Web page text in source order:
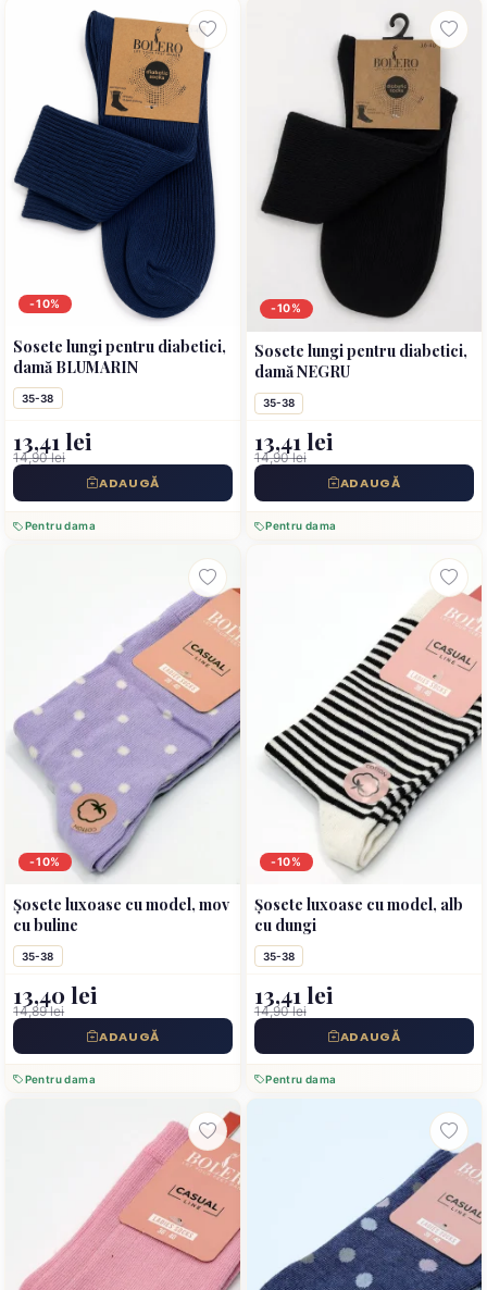
-10%
Sosete lungi pentru diabetici,
damă BLUMARIN
35-38
13,41 lei
14,90 lei
ADAUGĂ
Pentru dama
-10%
Sosete lungi pentru diabetici,
damă NEGRU
35-38
13,41 lei
14,90 lei
ADAUGĂ
Pentru dama
-10%
Șosete luxoase cu model, mov
cu buline
35-38
13,40 lei
14,89 lei
ADAUGĂ
Pentru dama
-10%
Șosete luxoase cu model, alb
cu dungi
35-38
13,41 lei
14,90 lei
ADAUGĂ
Pentru dama